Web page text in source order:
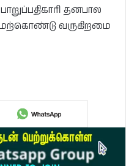
தனபால
வருகிறமை